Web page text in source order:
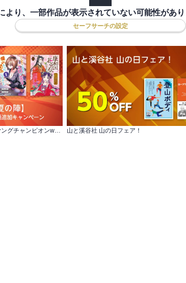
より、一部作品が表示されていない可能性があり
セーフサーチの設定
【AKITA電子祭り 夏の陣】 ヤングチャンピオンweb 続話追加キャンペーン 山と溪谷社 山の日フェア！